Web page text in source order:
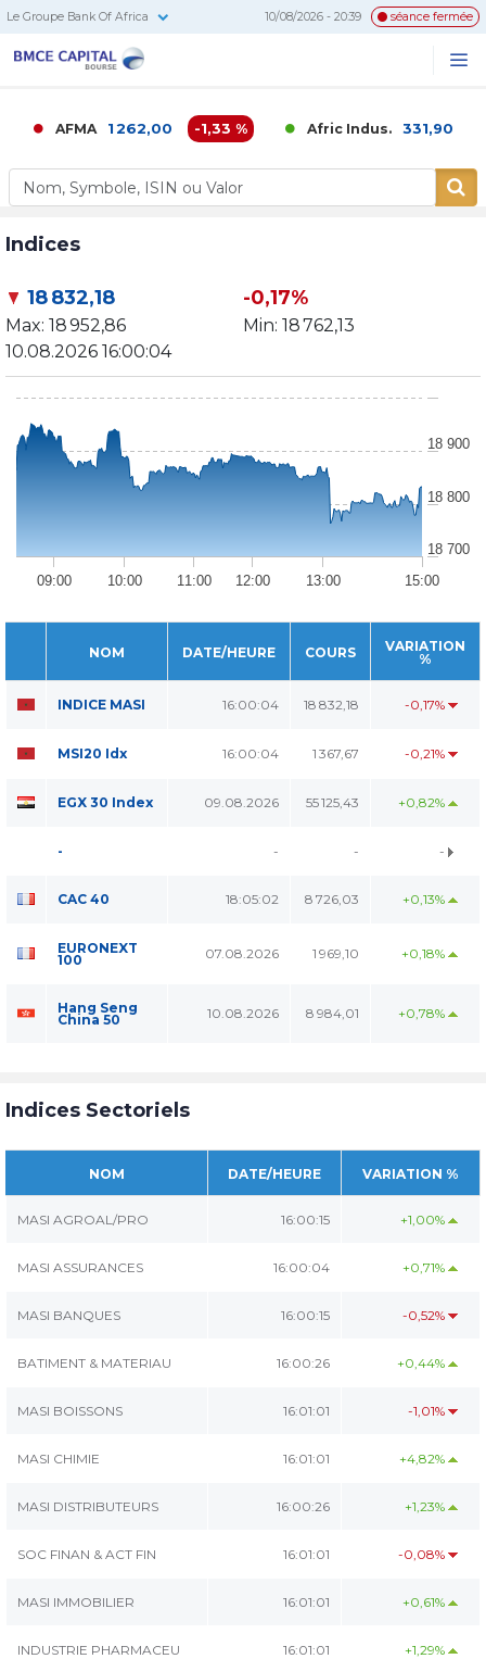
Le Groupe Bank Of Africa 10/08/2026 - 20:39 séance fermée
AFMA 1 262,00 -1,33 % Afric Indus. 331,90
Indices
18 832,18
Max: 18 952,86
-0,17%
Min: 18 762,13
10.08.2026 16:00:04
09:00 10:00 11:00 12:00 13:00 15:00
18 700
18 800
18 900
NOM DATE/HEURE COURS
VARIATION
%
INDICE MASI 16:00:04 18 832,18 -0,17%
MSI20 Idx 16:00:04 1 367,67 -0,21%
EGX 30 Index 09.08.2026 55 125,43 +0,82%
- - - -
CAC 40 18:05:02 8 726,03 +0,13%
EURONEXT
100 07.08.2026 1 969,10 +0,18%
Hang Seng
China 50 10.08.2026 8 984,01 +0,78%
Indices Sectoriels
NOM DATE/HEURE VARIATION %
MASI AGROAL/PRO 16:00:15 +1,00%
MASI ASSURANCES 16:00:04 +0,71%
MASI BANQUES 16:00:15 -0,52%
BATIMENT & MATERIAU 16:00:26 +0,44%
MASI BOISSONS 16:01:01 -1,01%
MASI CHIMIE 16:01:01 +4,82%
MASI DISTRIBUTEURS 16:00:26 +1,23%
SOC FINAN & ACT FIN 16:01:01 -0,08%
MASI IMMOBILIER 16:01:01 +0,61%
INDUSTRIE PHARMACEU 16:01:01 +1,29%